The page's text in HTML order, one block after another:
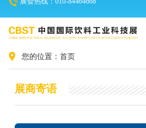
您的位置： 首页
展商寄语